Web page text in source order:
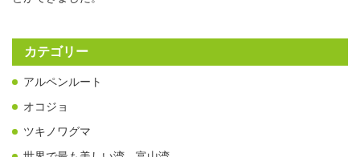
カテゴリー
アルペンルート
オコジョ
ツキノワグマ